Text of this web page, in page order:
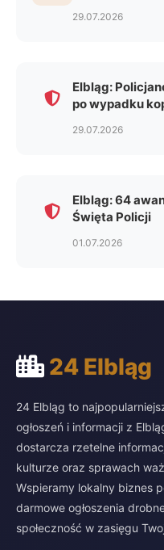
29.07.2026
Elbląg:
po wypadku
29.07.2026
Elbląg: 64
Święta Policji
01.07.2026
24 Elbląg
24 Elbląg to
ogłoszeń i informacji z
dostarcza rzetelne
kulturze oraz sprawach
Wspieramy lokalny biznes
darmowe ogłoszenia
społeczność w zasięgu